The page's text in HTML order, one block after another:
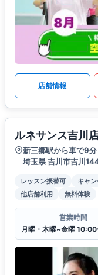
店舗情報
ルネサンス吉川
新三郷駅から車で9分
埼玉県 吉川市吉川
レッスン振替可 キャ
他店舗利用
無料体験
営業時間
月曜・木曜~金曜